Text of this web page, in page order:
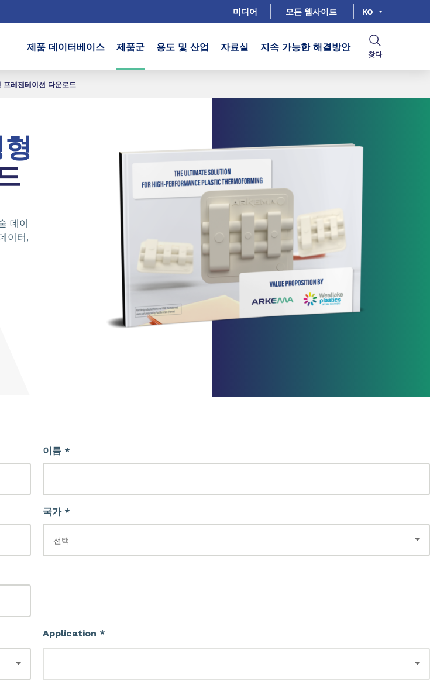
미디어 모든 웹사이트 KO
제품 데이터베이스 제품군 용도 및 산업 자료실 지속 가능한 해결방안
찾다
프레젠테이션 다운로드
데이
이터,
이름 *
국가 *
Application *